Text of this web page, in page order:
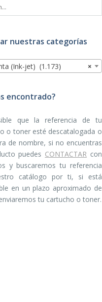
nuestras categorías
×
(Ink-jet) (1.173)
encontrado?
que la referencia de tu
o toner esté descatalogada o
de nombre, si no encuentras
puedes CONTACTAR con
y buscaremos tu referencia
catálogo por ti, si está
en un plazo aproximado de
tu cartucho o toner.